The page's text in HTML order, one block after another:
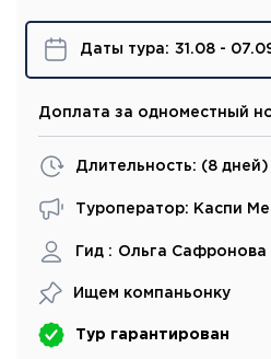
Даты турa: 31.08 -
Доплата за одноместный
Длительность: (8 дней )
Туроператор: Каспи
Гид : Ольга Сафронова
Ищем компаньонку
Тур гарантирован